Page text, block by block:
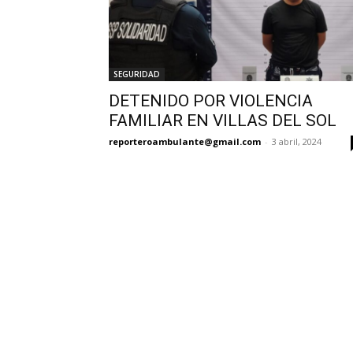
SEGURIDAD
DETENIDO POR VIOLENCIA
FAMILIAR EN VILLAS DEL SOL
reporteroambulante@gmail.com - 3 abril, 2024